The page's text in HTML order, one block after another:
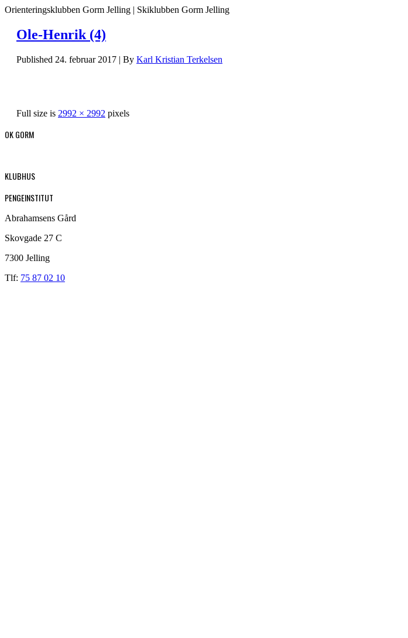
Orienteringsklubben Gorm Jelling | Skiklubben Gorm Jelling
Ole-Henrik (4)
Published 24. februar 2017 | By Karl Kristian Terkelsen
Full size is 2992 × 2992 pixels
OK GORM
KLUBHUS
PENGEINSTITUT
Abrahamsens Gård
Skovgade 27 C
7300 Jelling
Tlf: 75 87 02 10